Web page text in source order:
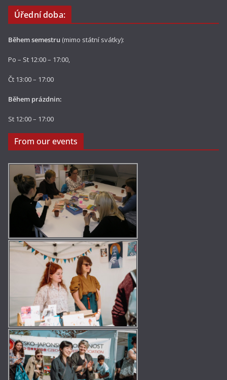
Úřední doba:
Během semestru (mimo státní svátky):
Po – St 12:00 – 17:00,
Čt 13:00 – 17:00
Během prázdnin:
St 12:00 – 17:00
From our events